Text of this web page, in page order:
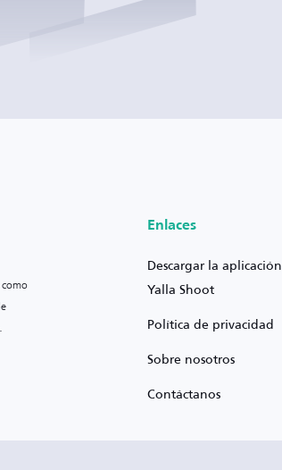
Enlaces
Descargar la aplicación
Yalla Shoot
Política de privacidad
Sobre nosotros
Contáctanos